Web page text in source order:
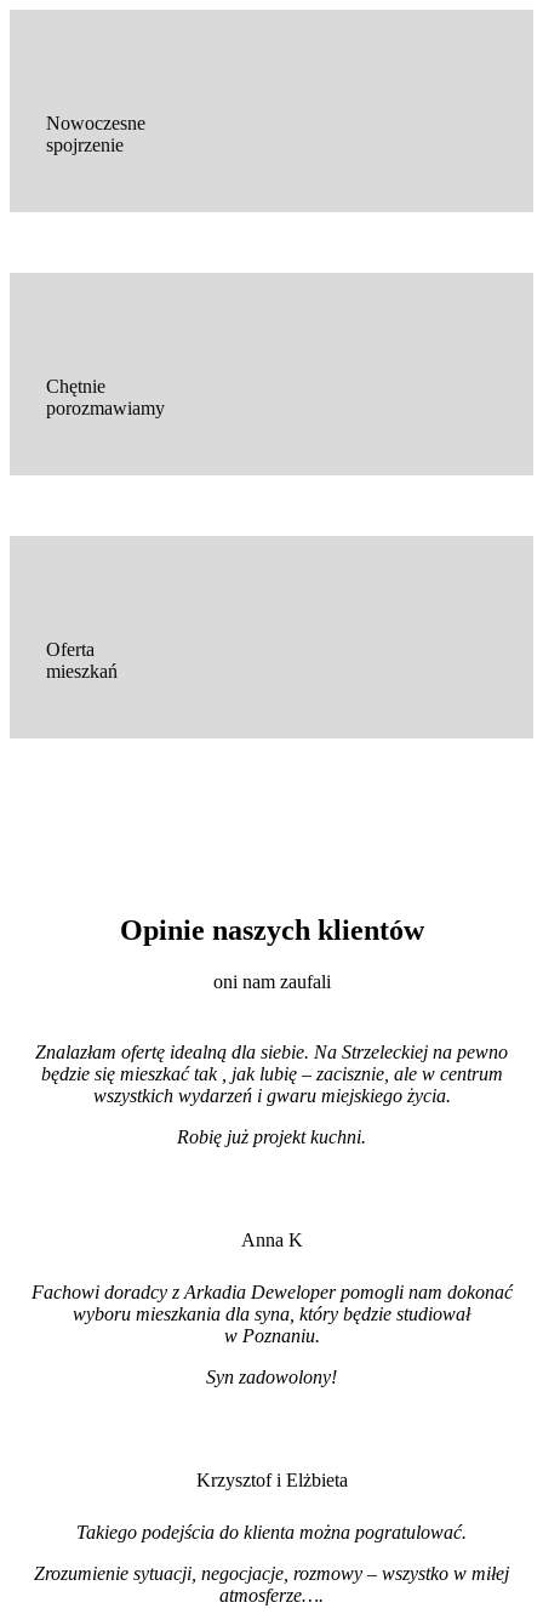
Nowoczesne
spojrzenie
Chętnie
porozmawiamy
Oferta
mieszkań
Opinie naszych klientów
oni nam zaufali
Znalazłam ofertę idealną dla siebie. Na Strzeleckiej na pewno
będzie się mieszkać tak , jak lubię – zacisznie, ale w centrum
wszystkich wydarzeń i gwaru miejskiego życia.
Robię już projekt kuchni.
Anna K
Fachowi doradcy z Arkadia Deweloper pomogli nam dokonać
wyboru mieszkania dla syna, który będzie studiował
w Poznaniu.
Syn zadowolony!
Krzysztof i Elżbieta
Takiego podejścia do klienta można pogratulować.
Zrozumienie sytuacji, negocjacje, rozmowy – wszystko w miłej
atmosferze….